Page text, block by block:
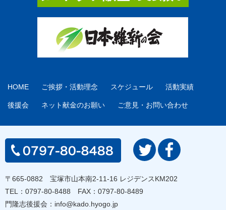
HOME ご挨拶・活動理念 スケジュール 活動実績
後援会 ネット献金のお願い ご意見・お問い合わせ
〒665-0882 宝塚市山本南2-11-16 レジデンスKM202
TEL： 0797-80-8488 FAX：0797-80-8489
門隆志後援会： info@kado.hyogo.jp